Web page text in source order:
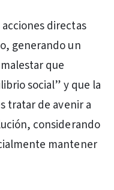
directas
generando un
que
social” y que la
tratar de avenir a
considerando
mantener